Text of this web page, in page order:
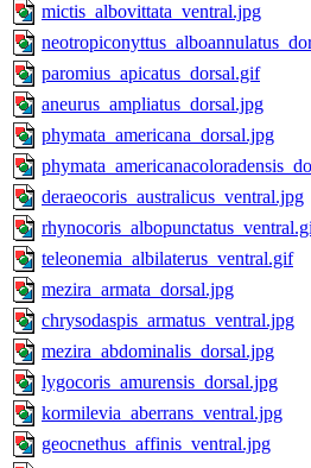
mictis_albovittata_ventral.jpg
paromius_apicatus_dorsal.gif
aneurus_ampliatus_dorsal.jpg
phymata_americana_dorsal.jpg
deraeocoris_australicus_ventral.jpg
teleonemia_albilaterus_ventral.gif
mezira_armata_dorsal.jpg
chrysodaspis_armatus_ventral.jpg
mezira_abdominalis_dorsal.jpg
lygocoris_amurensis_dorsal.jpg
kormilevia_aberrans_ventral.jpg
geocnethus_affinis_ventral.jpg